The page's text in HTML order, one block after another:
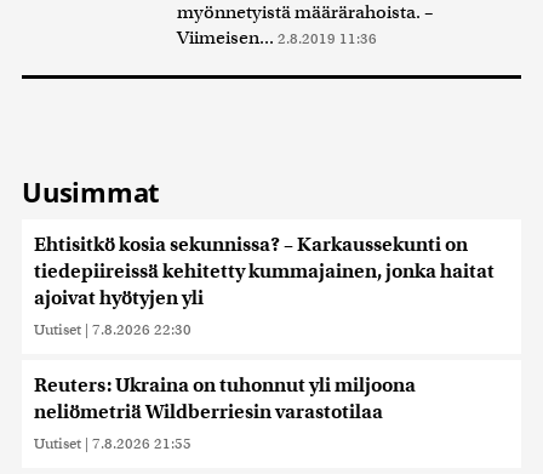
myönnetyistä määrärahoista. –
Viimeisen... 2.8.2019 11:36
Uusimmat
Ehtisitkö kosia sekunnissa? – Karkaussekunti on
tiedepiireissä kehitetty kummajainen, jonka haitat
ajoivat hyötyjen yli
Uutiset | 7.8.2026 22:30
Reuters: Ukraina on tuhonnut yli miljoona
neliömetriä Wildberriesin varastotilaa
Uutiset | 7.8.2026 21:55